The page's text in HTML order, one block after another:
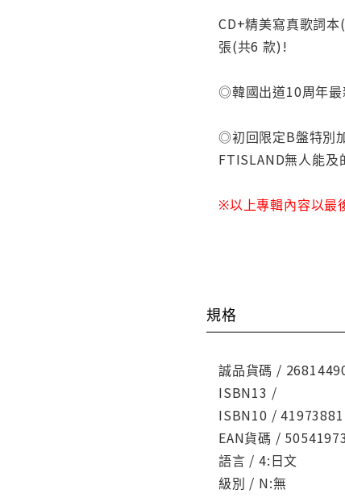
CD+精美寫真歌詞
張(共6 款)!
◎韓國出道10周年最
◎初回限定B盤特別
FTISLAND無人能及
※以上專輯內容以最
規格
誠品貨碼 /
ISBN13 /
ISBN10 /
EAN貨碼 /
語言 / 4:日文
級別 / N:無